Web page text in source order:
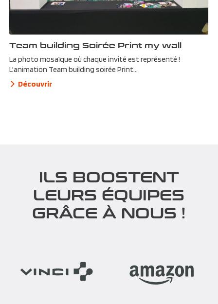
Team building Soirée Print my wall
La photo mosaïque où chaque invité est représenté !
L'animation Team building soirée Print...
Découvrir
ILS BOOSTENT
LEURS ÉQUIPES
GRÂCE À NOUS !